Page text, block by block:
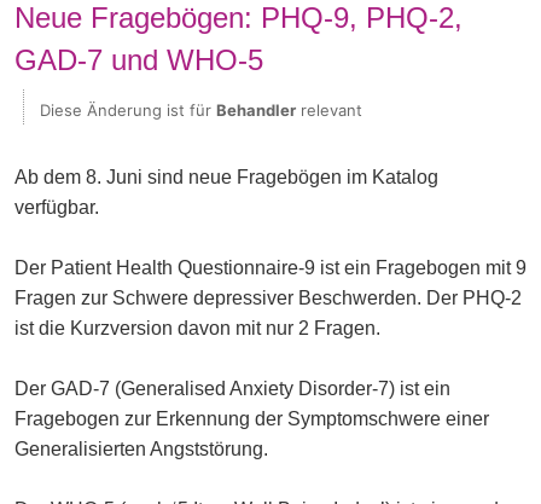
Neue Fragebögen: PHQ-9, PHQ-2,
GAD-7 und WHO-5
Diese Änderung ist für Behandlerrelevant
Ab dem 8. Juni sind neue Fragebögen im Katalog
verfügbar.
Der Patient Health Questionnaire-9 ist ein Fragebogen mit 9
Fragen zur Schwere depressiver Beschwerden. Der PHQ-2
ist die Kurzversion davon mit nur 2 Fragen.
Der GAD-7 (Generalised Anxiety Disorder-7) ist ein
Fragebogen zur Erkennung der Symptomschwere einer
Generalisierten Angststörung.